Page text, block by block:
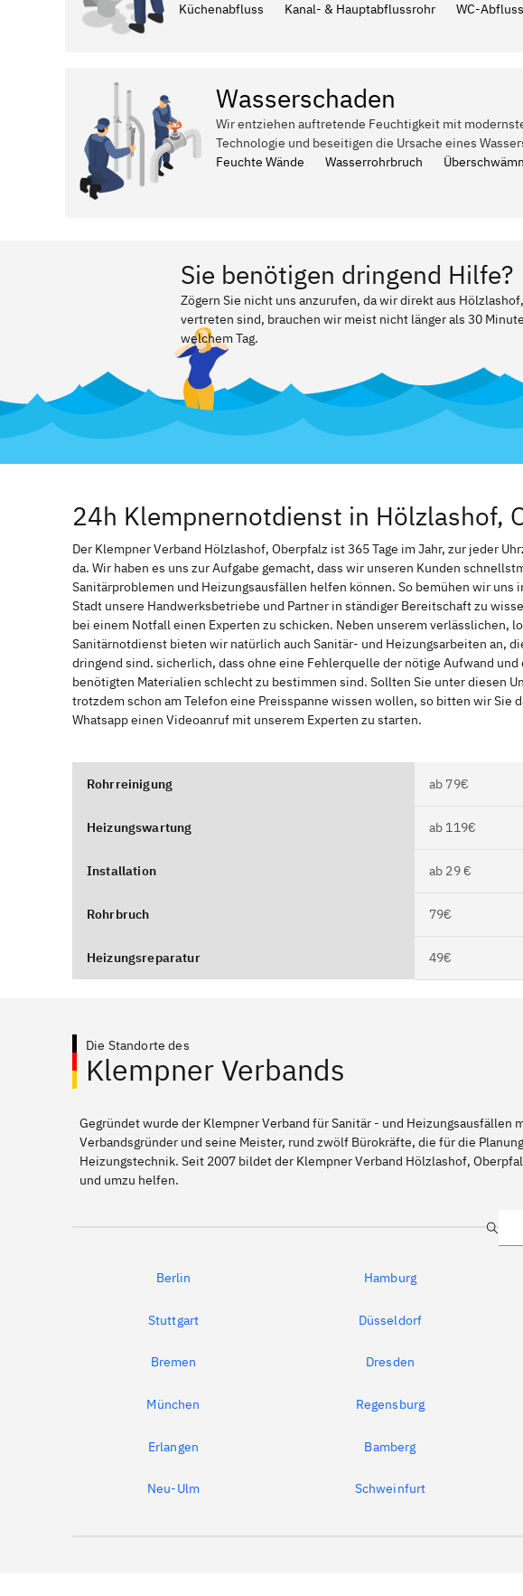
Küchenabfluss
Kanal- & Hauptabflussrohr WC-Abfluss
Wasserschaden
Wir entziehen auftretende Feuchtigkeit mit
Technologie und beseitigen die Ursache eines
Feuchte Wände
Wasserrohrbruch
Sie benötigen dringend Hilfe?
Zögern Sie nicht uns anzurufen, da wir direkt aus
vertreten sind, brauchen wir meist nicht länger als 30
welchem Tag.
24h Klempnernotdienst in Hölzlashof,
Der Klempner Verband Hölzlashof, Oberpfalz ist 365 Tage im Jahr, zur jeder
da. Wir haben es uns zur Aufgabe gemacht, dass wir unseren Kunden
Sanitärproblemen und Heizungsausfällen helfen können. So bemühen wir uns
Stadt unsere Handwerksbetriebe und Partner in ständiger Bereitschaft zu
bei einem Notfall einen Experten zu schicken. Neben unserem verlässlichen,
Sanitärnotdienst bieten wir natürlich auch Sanitär- und Heizungsarbeiten an,
dringend sind. sicherlich, dass ohne eine Fehlerquelle der nötige Aufwand und
benötigten Materialien schlecht zu bestimmen sind. Sollten Sie unter diesen
trotzdem schon am Telefon eine Preisspanne wissen wollen, so bitten wir Sie
Whatsapp einen Videoanruf mit unserem Experten zu starten.
Rohrreinigung ab 79€
Heizungswartung ab 119€
Installation ab 29 €
Rohrbruch 79€
Heizungsreparatur 49€
Die Standorte des
Klempner Verbands
Gegründet wurde der Klempner Verband für Sanitär - und
Verbandsgründer und seine Meister, rund zwölf Bürokräfte, die für die
Heizungstechnik. Seit 2007 bildet der Klempner Verband Hölzlashof,
und umzu helfen.
Suche
Berlin Hamburg
Stuttgart Düsseldorf
Bremen Dresden
München Regensburg
Erlangen Bamberg
Neu-Ulm Schweinfurt